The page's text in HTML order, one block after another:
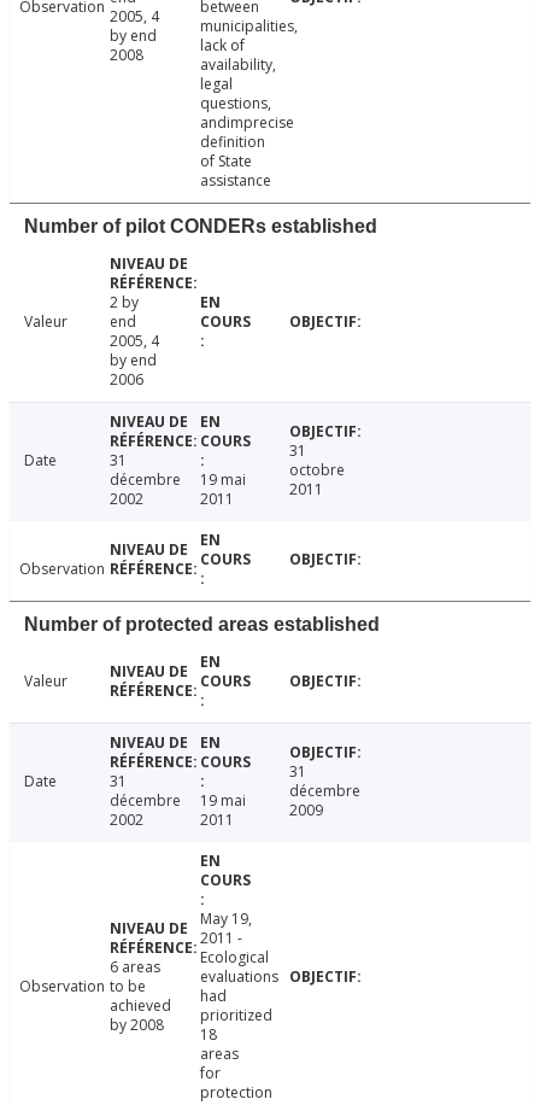
Observation 2005, 4
by end
2008
between
municipalities,
lack of
availability,
legal
questions,
andimprecise
definition
of State
assistance
Number of pilot CONDERs established
Valeur
2 by
end
2005, 4
by end
2006
Date
31
décembre
2002
19 mai
2011
31
octobre
2011
Observation
Number of protected areas established
Valeur
Date
31
décembre
2002
19 mai
2011
31
décembre
2009
Observation
6 areas
to be
achieved
by 2008
May 19,
2011 -
Ecological
evaluations
had
prioritized
18
areas
for
protection